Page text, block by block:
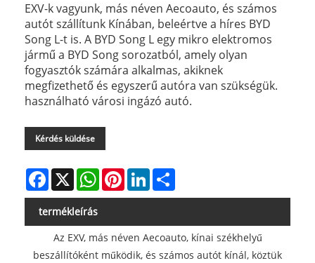
EXV-k vagyunk, más néven Aecoauto, és számos
autót szállítunk Kínában, beleértve a híres BYD
Song L-t is. A BYD Song L egy mikro elektromos
jármű a BYD Song sorozatból, amely olyan
fogyasztók számára alkalmas, akiknek
megfizethető és egyszerű autóra van szükségük.
használható városi ingázó autó.
Kérdés küldése
Facebook
X WhatsAppPinterestLinkedIn
termékleírás
Az EXV, más néven Aecoauto, kínai székhelyű
beszállítóként működik, és számos autót kínál, köztük